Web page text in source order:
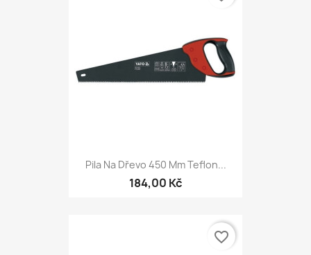
Pila Na Dřevo 450 Mm Teflon...
184,00 Kč
favorite_border